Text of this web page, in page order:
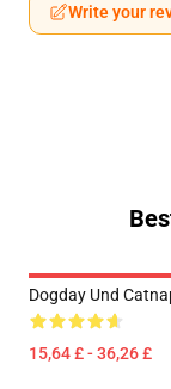
Write your
Dogday Und
15,64 £ - 36,26 £